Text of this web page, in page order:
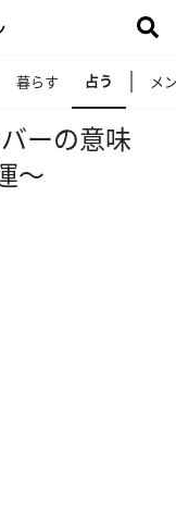
暮らす 占う メ
ーの意味
～